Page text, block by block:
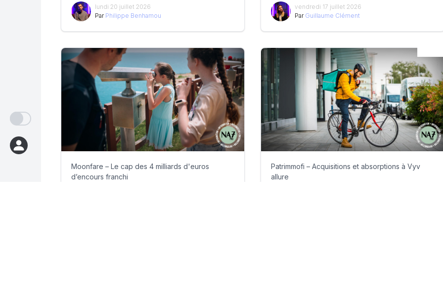
lundi 20 juillet 2026
Par Philippe Benhamou
vendredi 17 juillet 2026
Par Guillaume Clément
Moonfare – Le cap des 4 milliards d'euros
d’encours franchi
Patrimmofi – Acquisitions et absorptions à Vyv
allure